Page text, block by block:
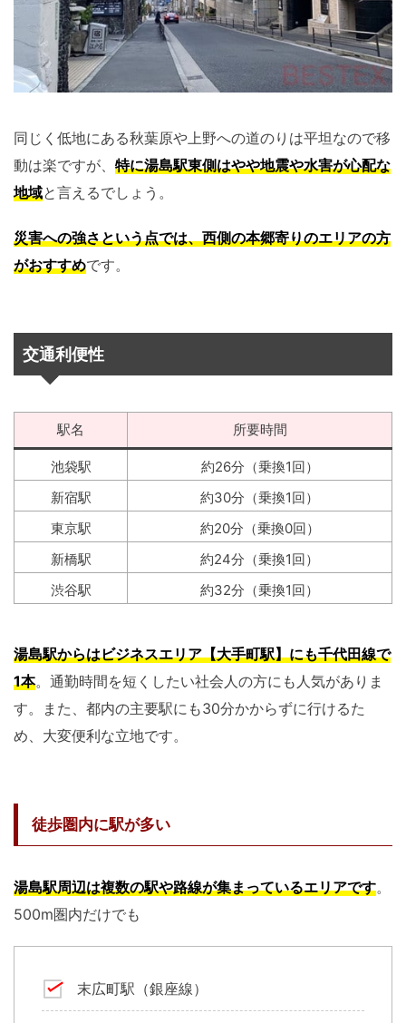
同じく低地にある秋葉原や上野への道のりは平坦なので移
動は楽ですが、 特に湯島駅東側はやや地震や水害が心配な
地域と言えるでしょう。
災害への強さという点では、西側の本郷寄りのエリアの方
がおすすめです。
交通利便性
駅名 所要時間
池袋駅
約26分（乗換1回）
新宿駅
約30分（乗換1回）
東京駅
約20分（乗換0回）
新橋駅
約24分（乗換1回）
渋谷駅
約32分（乗換1回）
湯島駅からはビジネスエリア【大手町駅】にも千代田線で
1本。通勤時間を短くしたい社会人の方にも人気がありま
す。また、都内の主要駅にも30分かからずに行けるた
め、大変便利な立地です。
徒歩圏内に駅が多い
湯島駅周辺は複数の駅や路線が集まっているエリアです。
500m圏内だけでも
末広町駅（銀座線）